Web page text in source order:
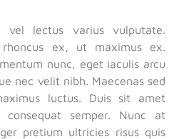
vel lectus varius vulputate.
rhoncus ex, ut maximus ex.
nunc, eget iaculis arcu
nec velit nibh. Maecenas sed
luctus. Duis sit amet
consequat semper. Nunc at
pretium ultricies risus quis